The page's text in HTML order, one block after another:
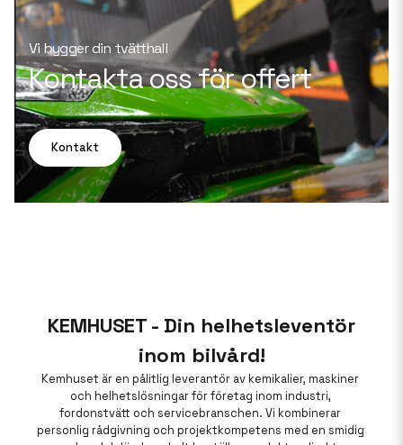
Vi bygger din tvätthall
Kontakta oss för offert
Kontakt
KEMHUSET - Din helhetsleventör
inom bilvård!
Kemhuset är en pålitlig leverantör av kemikalier, maskiner
och helhetslösningar för företag inom industri,
fordonstvätt och servicebranschen. Vi kombinerar
personlig rådgivning och projektkompetens med en smidig